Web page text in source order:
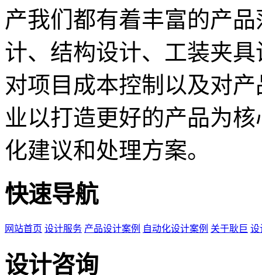
产我们都有着丰富的产
计、结构设计、工装夹
对项目成本控制以及对
业以打造更好的产品为
化建议和处理方案。
快速导航
网站首页 设计服务 产品设计案例 自动化设计案例 关于耿巨 设
设计咨询